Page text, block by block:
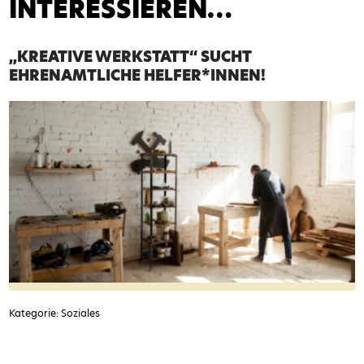
INTERESSIEREN…
„KREATIVE WERKSTATT“ SUCHT
EHRENAMTLICHE HELFER*INNEN!
Kategorie: Soziales